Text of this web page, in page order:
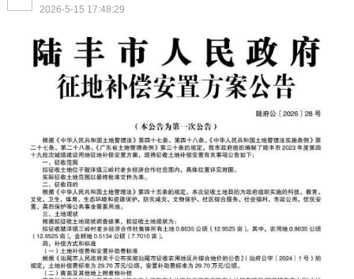
2026-5-15 17:48:29